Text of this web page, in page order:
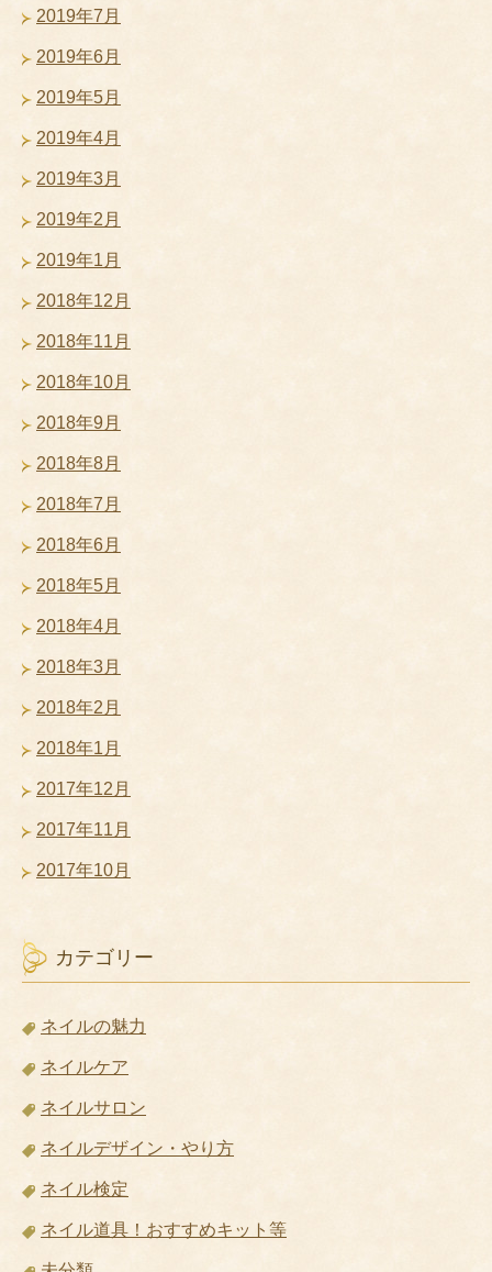
2019年7月
2019年6月
2019年5月
2019年4月
2019年3月
2019年2月
2019年1月
2018年12月
2018年11月
2018年10月
2018年9月
2018年8月
2018年7月
2018年6月
2018年5月
2018年4月
2018年3月
2018年2月
2018年1月
2017年12月
2017年11月
2017年10月
カテゴリー
ネイルの魅力
ネイルケア
ネイルサロン
ネイルデザイン・やり方
ネイル検定
ネイル道具！おすすめキット等